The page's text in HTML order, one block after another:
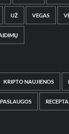
UŽ VEGAS
KRIPTO NAUJIENOS
PASLAUGOS